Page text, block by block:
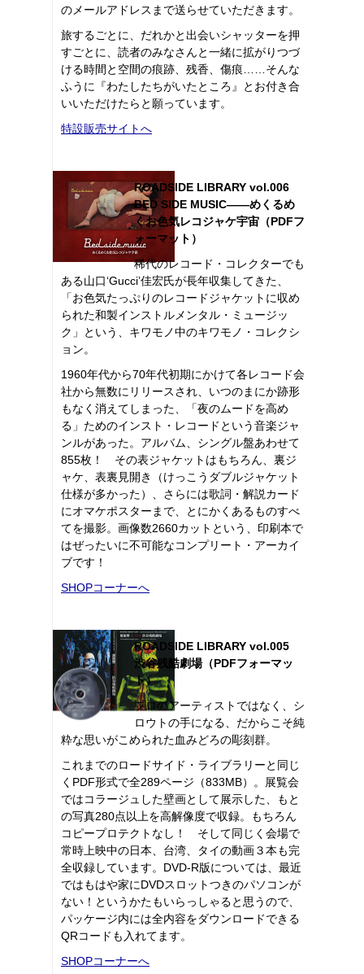
のメールアドレスまで送らせていただきます。
旅するごとに、だれかと出会いシャッターを押
すごとに、読者のみなさんと一緒に拡がりつづ
ける時間と空間の痕跡、残香、傷痕……そんな
ふうに『わたしたちがいたところ』とお付き合
いいただけたらと願っています。
特設販売サイトへ
ROADSIDE LIBRARY vol.006
BED SIDE MUSIC――めくるめ
くお色気レコジャケ宇宙（PDFフ
ォーマット）
稀代のレコード・コレクターでも
ある山口‘Gucci’佳宏氏が長年収集してきた、
「お色気たっぷりのレコードジャケットに収め
られた和製インストルメンタル・ミュージッ
ク」という、キワモノ中のキワモノ・コレクシ
ョン。
1960年代から70年代初期にかけて各レコード会
社から無数にリリースされ、いつのまにか跡形
もなく消えてしまった、「夜のムードを高め
る」ためのインスト・レコードという音楽ジャ
ンルがあった。アルバム、シングル盤あわせて
855枚！ その表ジャケットはもちろん、裏ジ
ャケ、表裏見開き（けっこうダブルジャケット
仕様が多かった）、さらには歌詞・解説カード
にオマケポスターまで、とにかくあるものすべ
てを撮影。画像数2660カットという、印刷本で
はぜったいに不可能なコンプリート・アーカイ
ブです！
SHOPコーナーへ
ROADSIDE LIBRARY vol.005
渋谷残酷劇場（PDFフォーマッ
ト）
プロのアーティストではなく、シ
ロウトの手になる、だからこそ純
粋な思いがこめられた血みどろの彫刻群。
これまでのロードサイド・ライブラリーと同じ
くPDF形式で全289ページ（833MB）。展覧会
ではコラージュした壁画として展示した、もと
の写真280点以上を高解像度で収録。もちろん
コピープロテクトなし！ そして同じく会場で
常時上映中の日本、台湾、タイの動画３本も完
全収録しています。DVD-R版については、最近
ではもはや家にDVDスロットつきのパソコンが
ない！というかたもいらっしゃると思うので、
パッケージ内には全内容をダウンロードできる
QRコードも入れてます。
SHOPコーナーへ